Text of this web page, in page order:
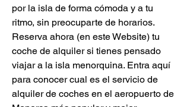
por la isla de forma cómoda y a tu
ritmo, sin preocuparte de horarios.
Reserva ahora (en este Website) tu
coche de alquiler si tienes pensado
viajar a la isla menorquina. Entra aquí
para conocer cual es el servicio de
alquiler de coches en el aeropuerto de